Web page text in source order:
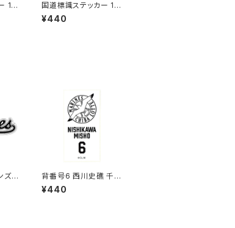
18
国道標識ステッカー 17
2号線
¥440
ズス
背番号6 西川史礁 千葉
ロッテマリーンズ 選手
ステッカー（ホワイトB)
¥440